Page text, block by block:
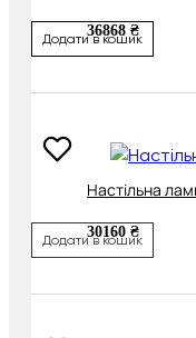
36868 ₴
Додати в кошик
Настільна
30160 ₴
Додати в кошик